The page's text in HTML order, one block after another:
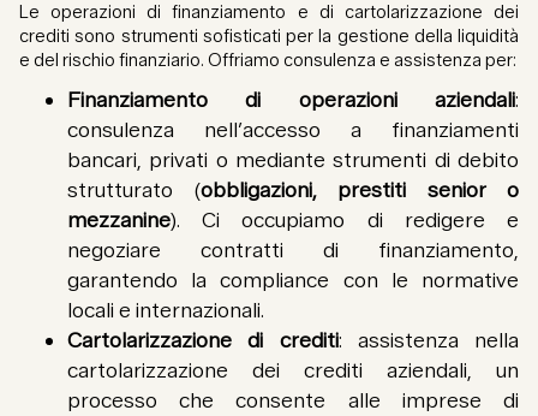
Le operazioni di finanziamento e di cartolarizzazione dei
crediti sono strumenti sofisticati per la gestione della liquidità
e del rischio finanziario. Offriamo consulenza e assistenza per:
Finanziamento di operazioni aziendali:
consulenza nell’accesso a finanziamenti
bancari, privati o mediante strumenti di debito
strutturato (obbligazioni, prestiti senior o
mezzanine). Ci occupiamo di redigere e
negoziare contratti di finanziamento,
garantendo la compliance con le normative
locali e internazionali.
Cartolarizzazione di crediti: assistenza nella
cartolarizzazione dei crediti aziendali, un
processo che consente alle imprese di